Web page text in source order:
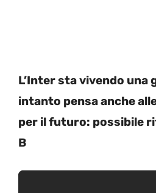
L’Inter sta vivendo una
intanto pensa anche
per il futuro: possibile
B